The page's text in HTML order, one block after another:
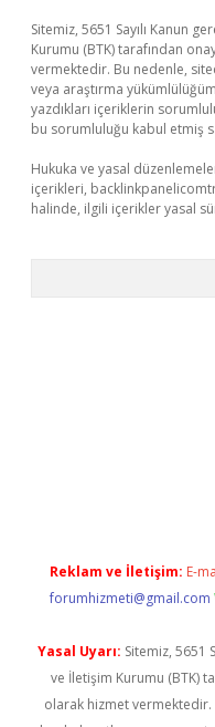
Sitemiz, 5651 Sayılı Kanun
Kurumu (BTK) tarafından
vermektedir. Bu nedenle,
veya araştırma
yazdıkları içeriklerin
bu sorumluluğu kabul etmiş
Hukuka ve yasal
içerikleri,
halinde, ilgili içerikler yasal
Reklam ve İletişim: E-
forumhizmeti@gmail.com
Yasal Uyarı: Sitemiz, 5651
ve İletişim Kurumu (BTK)
olarak hizmet